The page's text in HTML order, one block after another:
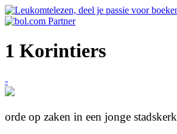
1 Korintiers
-
orde op zaken in een jonge stadskerk